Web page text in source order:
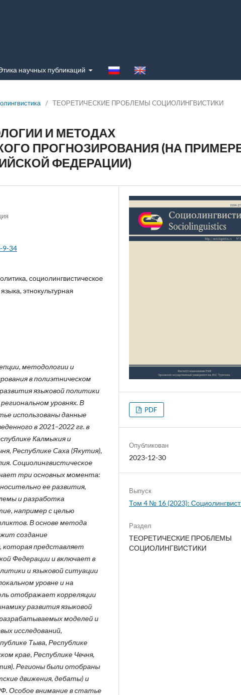
научных публикаций
/ ТЕОРЕТИЧЕСКИЕ ПРОБЛЕМЫ СОЦИОЛИНГВИСТИКИ
И МЕТОДАХ
ПРОГНОЗИРОВАНИЯ (НА
ФЕДЕРАЦИИ)
9-34
социолингвистическое
этнокультурная
методологии и
в полиэтническом
языковой политики
уровнях. В
использованы данные
в 2021–2022 гг. в
Калмыкия и
Республике Саха (Якутия),
Социолингвистическое
три основных момента:
ее развития,
и разработка
например с целью
В основе метода
создание
которая представляет
Федерации и включает в
и языковой ситуации
уровне и на
отображает корреляции
развития языковой
моделей и
исследований,
Тыва, Республике
крае, Республике Чечня,
Регионы были отобраны
движения, дебаты) и
Особое внимание в статье
PDF
Опубликован
2023-12-30
Выпуск
Том 4 № 16 (2023):
Раздел
ТЕОРЕТИЧЕСКИЕ ПРОБЛЕМЫ
СОЦИОЛИНГВИСТИКИ